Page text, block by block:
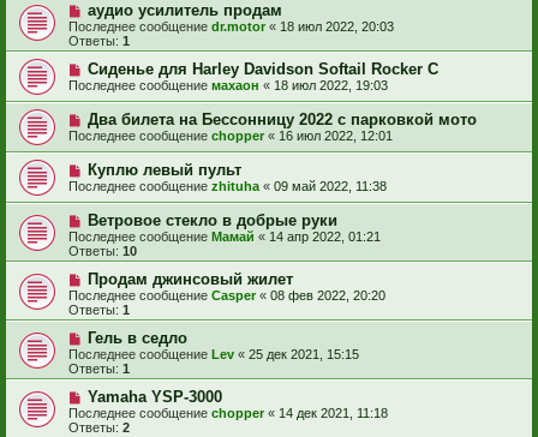
аудио усилитель продам
Последнее сообщение dr.motor « 18 июл 2022, 20:03
Ответы: 1
Сиденье для Harley Davidson Softail Rocker С
Последнее сообщение махаон « 18 июл 2022, 19:03
Два билета на Бессонницу 2022 с парковкой мото
Последнее сообщение chopper « 16 июл 2022, 12:01
Куплю левый пульт
Последнее сообщение zhituha« 09 май 2022, 11:38
Ветровое стекло в добрые руки
Последнее сообщение Мамай « 14 апр 2022, 01:21
Ответы: 10
Продам джинсовый жилет
Последнее сообщение Casper« 08 фев 2022, 20:20
Ответы: 1
Гель в седло
Последнее сообщение Lev « 25 дек 2021, 15:15
Ответы: 1
Yamaha YSP-3000
Последнее сообщение chopper« 14 дек 2021, 11:18
Ответы: 2